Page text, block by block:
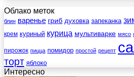
Облако меток
блин варенье гриб духовка запеканка
крем куриный курица мультиварке мясо
пирожок пицца помидор простой рецепт
торт яблоко
Интересно